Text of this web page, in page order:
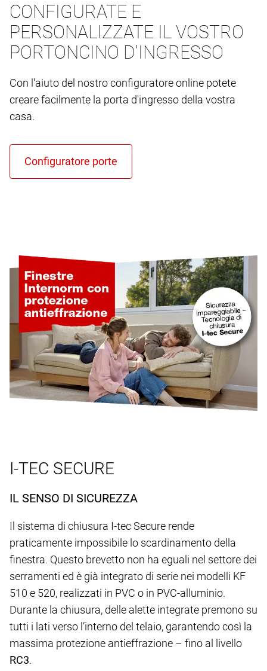
CONFIGURATE E
PERSONALIZZATE IL VOSTRO
PORTONCINO D'INGRESSO
Con l'aiuto del nostro configuratore online potete
creare facilmente la porta d'ingresso della vostra
casa.
I-TEC SECURE
IL SENSO DI SICUREZZA
Il sistema di chiusura I-tec Secure rende
praticamente impossibile lo scardinamento della
finestra. Questo brevetto non ha eguali nel settore dei
serramenti ed è già integrato di serie nei modelli KF
510 e 520, realizzati in PVC o in PVC-alluminio.
Durante la chiusura, delle alette integrate premono su
tutti i lati verso l’interno del telaio, garantendo così la
massima protezione antieffrazione – fino al livello
RC3.